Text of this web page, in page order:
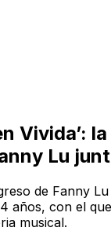
Vivida’:
Lu
de Fanny
años, con el
musical.